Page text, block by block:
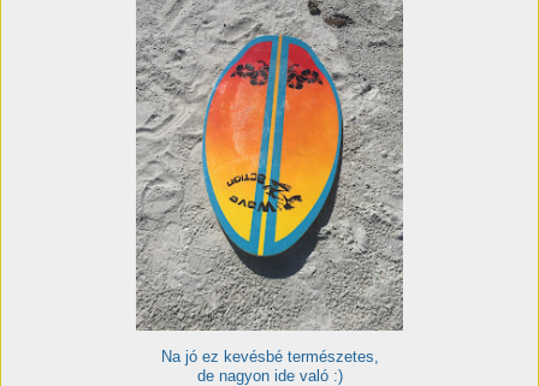
Na jó ez kevésbé természetes,
de nagyon ide való :)